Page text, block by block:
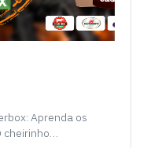
Aprenda os
cheirinho…